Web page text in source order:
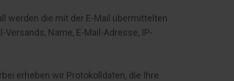
werden die mit der E-Mail übermittelten
Name, E-Mail-Adresse, IP-
erheben wir Protokolldaten, die Ihre